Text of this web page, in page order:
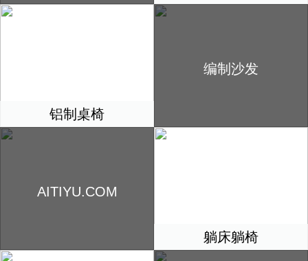
铝制桌椅
编制沙发
AITIYU.COM
躺床躺椅